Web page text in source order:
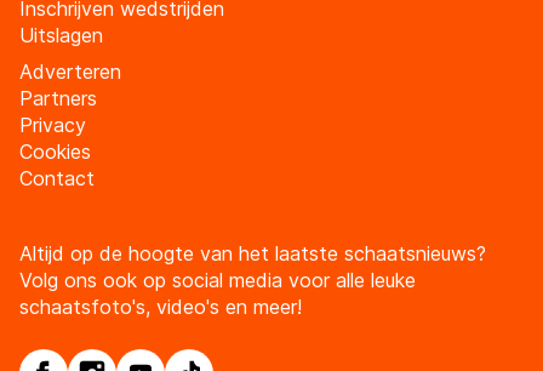
Inschrijven wedstrijden
Uitslagen
Adverteren
Partners
Privacy
Cookies
Contact
Altijd op de hoogte van het laatste schaatsnieuws?
Volg ons ook op social media voor alle leuke
schaatsfoto's, video's en meer!